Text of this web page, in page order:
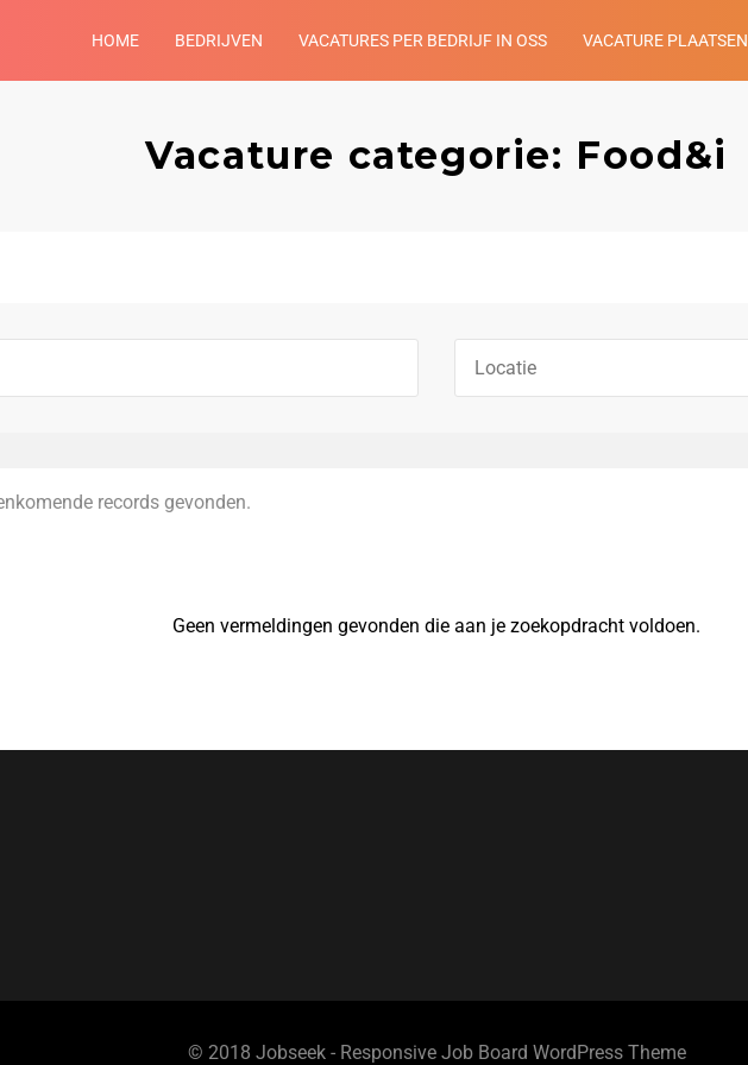
HOME BEDRIJVEN VACATURES PER BEDRIJF IN OSS VACATURE PLAATSEN
Vacature categorie: Food&i
records gevonden.
Geen vermeldingen gevonden die aan je zoekopdracht voldoen.
© 2018 Jobseek - Responsive Job Board WordPress Theme